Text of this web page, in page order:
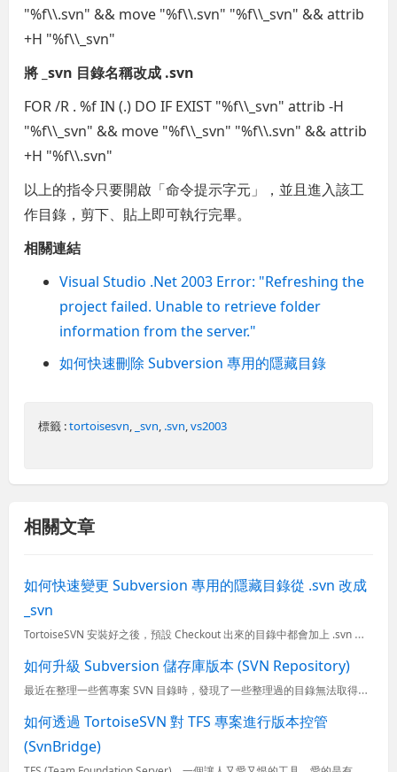
"%f\\.svn" && move "%f\\.svn" "%f\\_svn" && attrib
+H "%f\\_svn"
將 _svn 目錄名稱改成 .svn
FOR /R . %f IN (.) DO IF EXIST "%f\\_svn" attrib -H
"%f\\_svn" && move "%f\\_svn" "%f\\.svn" && attrib
+H "%f\\.svn"
以上的指令只要開啟「命令提示字元」，並且進入該工
作目錄，剪下、貼上即可執行完畢。
相關連結
Visual Studio .Net 2003 Error: "Refreshing the
project failed. Unable to retrieve folder
information from the server."
如何快速刪除 Subversion 專用的隱藏目錄
標籤 :tortoisesvn _svn .svn ,vs2003
相關文章
如何快速變更 Subversion 專用的隱藏目錄從 .svn 改成
_svn
TortoiseSVN 安裝好之後，預設 Checkout 出來的目錄中都會加上 .svn 隱藏目錄，裡面儲存了關於此目錄中所有檔案的版本資訊與變更狀態，不過我剛開始開發 ASP.NET 時(2.0)...
如何升級 Subversion 儲存庫版本 (SVN Repository)
最近在整理一些舊專案 SVN 目錄時，發現了一些整理過的目錄無法取得之前的 LOG 資訊，而出現了以下圖示的錯誤訊息，這是因為 SVN 儲存庫太舊的關係，所以必須將 SVN 伺服器上的儲存庫一一升級，...
如何透過 TortoiseSVN 對 TFS 專案進行版本控管
(SvnBridge)